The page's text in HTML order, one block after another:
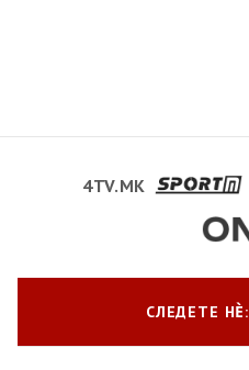
4TV.MK
СЛЕДЕТЕ НЀ: